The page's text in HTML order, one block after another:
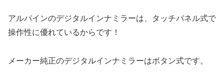
アルパインのデジタルインナミラーは、タッチパネル式で
操作性に優れているからです！
メーカー純正のデジタルインナミラーはボタン式です。